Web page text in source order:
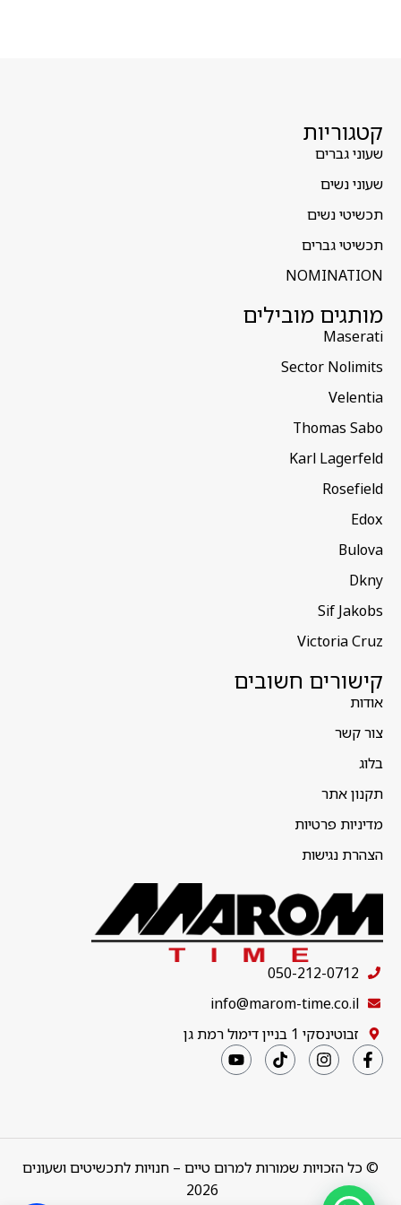
קטגוריות
שעוני גברים
שעוני נשים
תכשיטי נשים
תכשיטי גברים
NOMINATION
מותגים מובילים
Maserati
Sector Nolimits
Velentia
Thomas Sabo
Karl Lagerfeld
Rosefield
Edox
Bulova
Dkny
Sif Jakobs
Victoria Cruz
קישורים חשובים
אודות
צור קשר
בלוג
תקנון אתר
מדיניות פרטיות
הצהרת נגישות
050-212-0712
info@marom-time.co.il
זבוטינסקי 1 בניין דימול רמת גן
© כל הזכויות שמורות למרום טיים – חנויות לתכשיטים ושעונים
2026